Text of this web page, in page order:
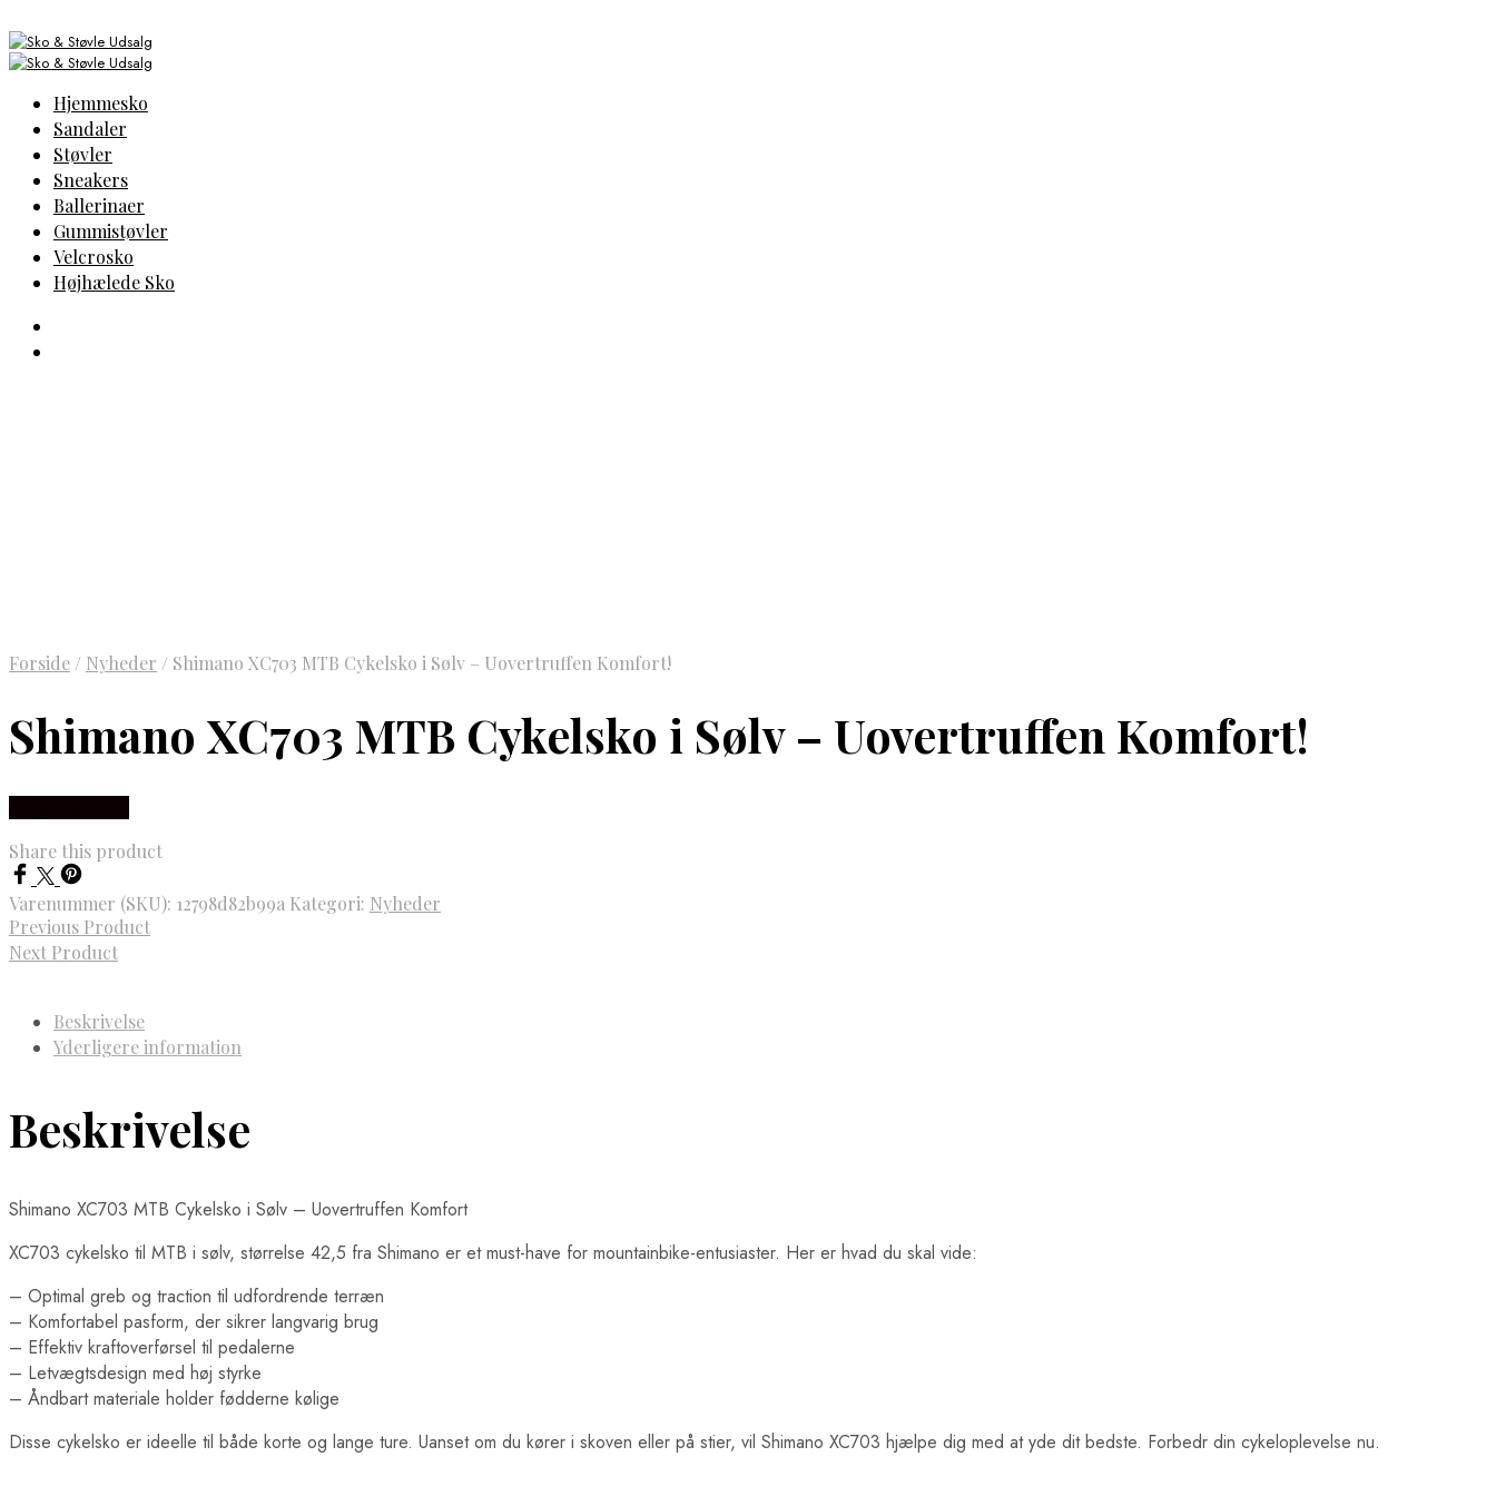
Hjemmesko
Sandaler
Støvler
Sneakers
Ballerinaer
Gummistøvler
Velcrosko
Højhælede Sko
Forside / Nyheder / Shimano XC703 MTB Cykelsko i Sølv – Uovertruffen Komfort!
Shimano XC703 MTB Cykelsko i Sølv – Uovertruffen Komfort!
Share this product
Varenummer (SKU): 12798d82b99a Kategori: Nyheder
Previous Product
Next Product
Beskrivelse
Yderligere information
Beskrivelse
Shimano XC703 MTB Cykelsko i Sølv – Uovertruffen Komfort
XC703 cykelsko til MTB i sølv, størrelse 42,5 fra Shimano er et must-have for mountainbike-entusiaster. Her er hvad du skal vide:
– Optimal greb og traction til udfordrende terræn
– Komfortabel pasform, der sikrer langvarig brug
– Effektiv kraftoverførsel til pedalerne
– Letvægtsdesign med høj styrke
– Åndbart materiale holder fødderne kølige
Disse cykelsko er ideelle til både korte og lange ture. Uanset om du kører i skoven eller på stier, vil Shimano XC703 hjælpe dig med at yde dit bedste. Forbedr din cykeloplevelse nu.